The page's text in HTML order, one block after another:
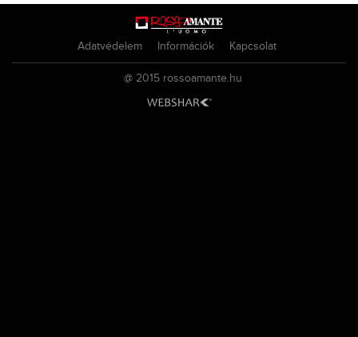
Adatvédelem Információk Kapcsolat
@ 2015 rossoamante.hu